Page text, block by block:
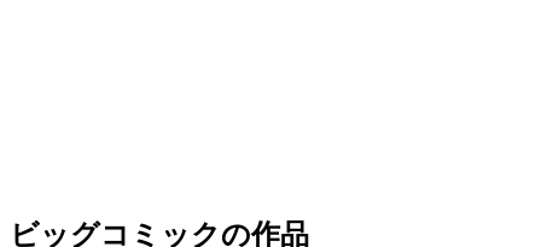
ビッグコミックの作品